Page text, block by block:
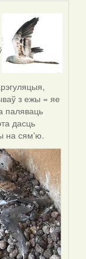
з ежы = яе
паляваць
дасць
на сям'ю.